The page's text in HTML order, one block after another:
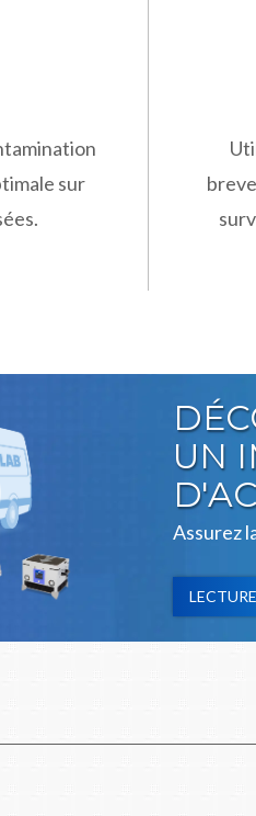
sur
UN
Assurez